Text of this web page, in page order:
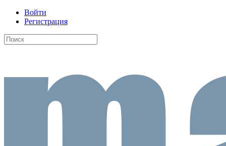
Войти
Регистрация